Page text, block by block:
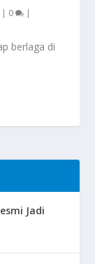
| 0 |
berlaga di
Jadi